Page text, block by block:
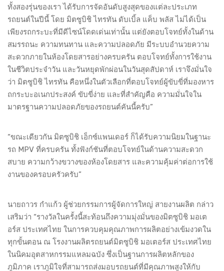
ทั้งสองรุ่นของเรา ได้รับการจัดอันดับสูงสุดของแต่ละประเภท
รถยนต์ในปีนี้ โดย มิตซูบิชิ ไทรทัน ดับเบิ้ล แค็บ พลัส ไม่ได้เป็น
เพียงรถกระบะที่มีดีไซน์โดดเด่นเท่านั้น แต่ยังตอบโจทย์ทั้งในด้าน
สมรรถนะ ความทนทาน และความปลอดภัย มีระบบอำนวยความ
สะดวกภายในห้องโดยสารอย่างครบครัน ตอบโจทย์ทั้งการใช้งาน
ในชีวิตประจำวัน และวันหยุดพักผ่อนในวันสุดสัปดาห์ เราจึงมั่นใจ
ว่า มิตซูบิชิ ไทรทัน คือหนึ่งในตัวเลือกที่ตอบโจทย์ผู้ขับขี่ที่มองหาร
ถกระบะอเนกประสงค์ ขับขี่ง่าย และที่สำคัญคือ ความมั่นใจใน
มาตรฐานความปลอดภัยของรถยนต์คันนี้ครับ”
“ขณะเดียวกัน มิตซูบิชิ เอ็กซ์แพนเดอร์ ก็ได้รับความนิยมในฐานะ
รถ MPV ที่ครบครัน ทั้งฟังก์ชันที่ตอบโจทย์ในด้านความสะดวก
สบาย ความกว้างขวางของห้องโดยสาร และความคุ้มค่าต่อการใช้
งานของครอบครัวครับ”
นายถาวร กำแก้ว ผู้ช่วยกรรมการผู้จัดการใหญ่ สายงานผลิต กล่าว
เสริมว่า “รางวัลในครั้งนี้สะท้อนถึงความมุ่งมั่นของมิตซูบิชิ มอเต
อร์ส ประเทศไทย ในการควบคุมคุณภาพการผลิตอย่างเข้มงวดใน
ทุกขั้นตอน ณ โรงงานผลิตรถยนต์มิตซูบิชิ มอเตอร์ส ประเทศไทย
ในนิคมอุตสาหกรรมแหลมฉบัง ซึ่งเป็นฐานการผลิตหลักของ
ภูมิภาค เราภูมิใจที่สามารถส่งมอบรถยนต์ที่มีคุณภาพสูงให้กับ